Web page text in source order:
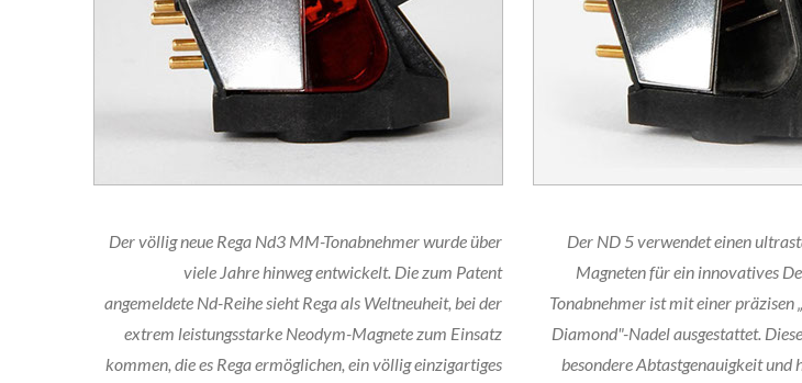
Der völlig neue Rega Nd3 MM-Tonabnehmer wurde über
viele Jahre hinweg entwickelt. Die zum Patent
angemeldete Nd-Reihe sieht Rega als Weltneuheit, bei der
extrem leistungsstarke Neodym-Magnete zum Einsatz
kommen, die es Rega ermöglichen, ein völlig einzigartiges
Der ND 5 verwendet einen
Magneten für ein innovatives
Tonabnehmer ist mit einer präzisen
Diamond"-Nadel ausgestattet.
besondere Abtastgenauigkeit und